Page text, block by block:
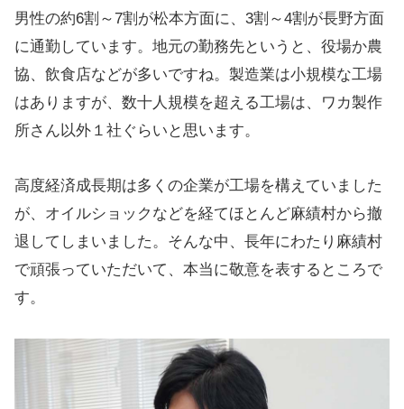
男性の約6割～7割が松本方面に、3割～4割が長野方面
に通勤しています。地元の勤務先というと、役場か農
協、飲食店などが多いですね。製造業は小規模な工場
はありますが、数十人規模を超える工場は、ワカ製作
所さん以外１社ぐらいと思います。
高度経済成長期は多くの企業が工場を構えていました
が、オイルショックなどを経てほとんど麻績村から撤
退してしまいました。そんな中、長年にわたり麻績村
で頑張っていただいて、本当に敬意を表するところで
す。